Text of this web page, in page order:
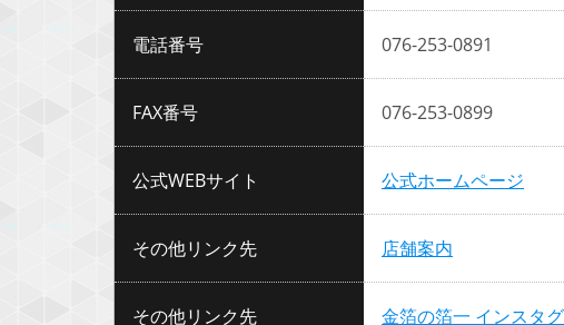
電話番号 076-253-0891
FAX番号 076-253-0899
公式WEBサイト 公式ホームページ
その他リンク先 店舗案内
その他リンク先 金箔の箔一 インスタ